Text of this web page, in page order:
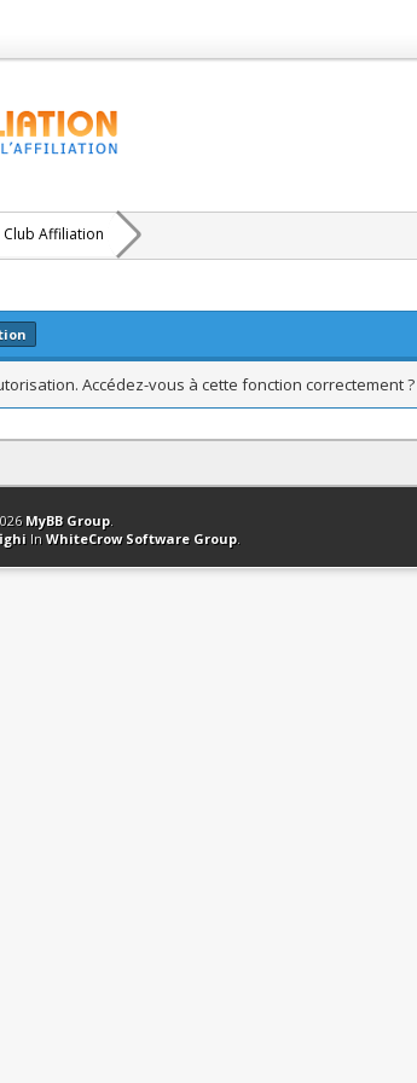
Club Affiliation
Accédez-vous à cette fonction correctement
Retourner en haut Version bas-débit (Archivé)
MyBB Group.
In WhiteCrow Software Group.